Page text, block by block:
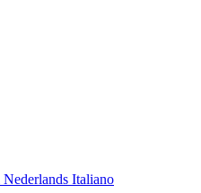
Nederlands Italiano